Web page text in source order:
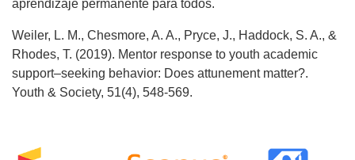
aprendizaje permanente para todos.
Weiler, L. M., Chesmore, A. A., Pryce, J., Haddock, S. A., &
Rhodes, T. (2019). Mentor response to youth academic
support–seeking behavior: Does attunement matter?.
Youth & Society, 51(4), 548-569.